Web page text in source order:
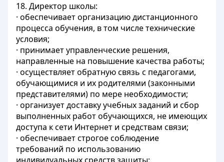
18. Директор школы:
· обеспечивает организацию дистанционного
процесса обучения, в том числе технические
условия;
· принимает управленческие решения,
направленные на повышение качества работы;
· осуществляет обратную связь с педагогами,
обучающимися и их родителями (законными
представителями) по мере необходимости;
· организует доставку учебных заданий и сбор
выполненных работ обучающихся, не имеющих
доступа к сети Интернет и средствам связи;
· обеспечивает строгое соблюдение
требований по использованию